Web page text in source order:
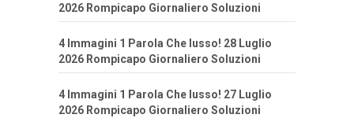
2026 Rompicapo Giornaliero Soluzioni
4 Immagini 1 Parola Che lusso! 28 Luglio
2026 Rompicapo Giornaliero Soluzioni
4 Immagini 1 Parola Che lusso! 27 Luglio
2026 Rompicapo Giornaliero Soluzioni